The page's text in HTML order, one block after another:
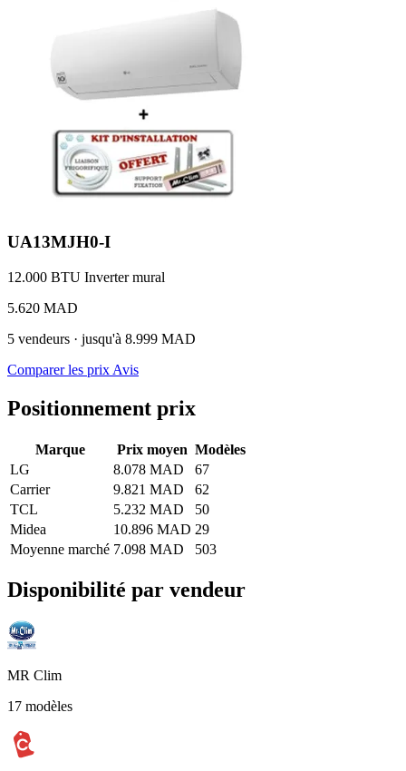
UA13MJH0-I
12.000 BTU Inverter mural
5.620 MAD
5 vendeurs · jusqu'à 8.999 MAD
Comparer les prix Avis
Positionnement prix
Marque Prix moyen Modèles
LG
8.078 MAD
67
Carrier
9.821 MAD
62
TCL
5.232 MAD
50
Midea
10.896 MAD 29
Moyenne marché 7.098 MAD 503
Disponibilité par vendeur
MR Clim
17 modèles